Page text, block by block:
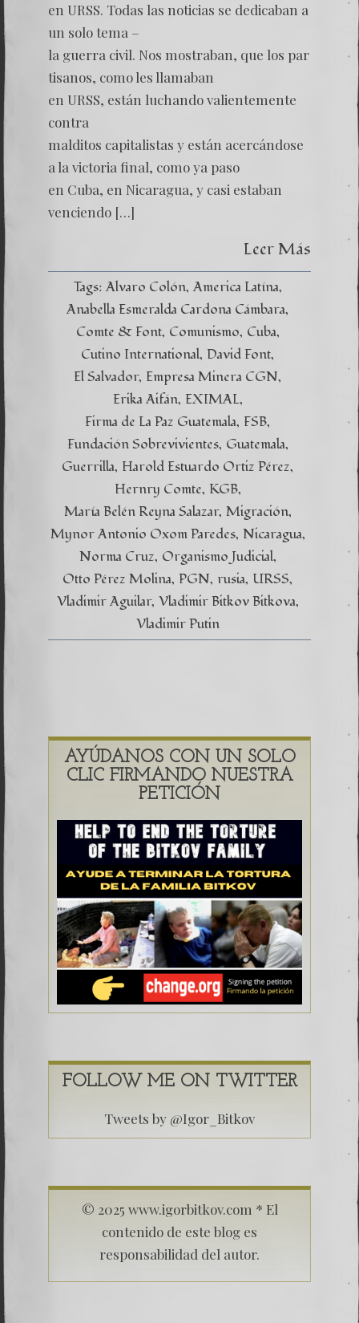
en URSS. Todas las noticias se dedicaban a
un solo tema –
la guerra civil. Nos mostraban, que los par
tisanos, como les llamaban
en URSS, están luchando valientemente
contra
malditos capitalistas y están acercándose
a la victoria final, como ya paso
en Cuba, en Nicaragua, y casi estaban
venciendo […]
Leer Más
Tags: Alvaro Colón America Latína
Anabella Esmeralda Cardona Cámbara
Comte & Font Comunismo Cuba
Cutino International David Font
El Salvador Empresa Minera CGN
Erika Aifán EXIMAL
Firma de La Paz Guatemala FSB
Fundación Sobrevivientes Guatemala
Guerrilla Harold Estuardo Ortiz Pérez
Hernry Comte KGB
María Belén Reyna Salazar Migración
Mynor Antonio Oxom Paredes Nicaragua
Norma Cruz Organismo Judicial
Otto Pérez Molina PGN rusia URSS
Vladimir Aguilar Vladimir Bitkov Bitkova
Vladimir Putin
AYÚDANOS CON UN SOLO
CLIC FIRMANDO NUESTRA
PETICIÓN
FOLLOW ME ON TWITTER
Tweets by @Igor_Bitkov
© 2025 www.igorbitkov.com * El
contenido de este blog es
responsabilidad del autor.